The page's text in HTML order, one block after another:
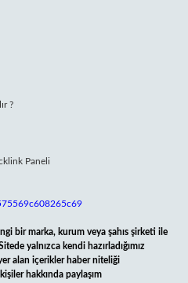
?
bir marka, kurum veya şahıs şirketi ile
yalnızca kendi hazırladığımız
alan içerikler haber niteliği
hakkında paylaşım